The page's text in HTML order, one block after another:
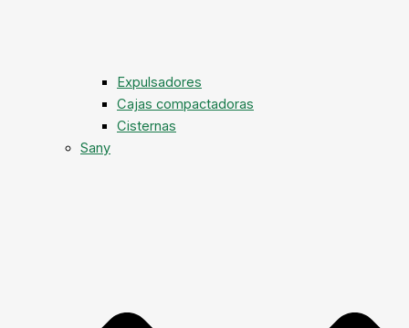
Expulsadores
Cajas compactadoras
Cisternas
Sany